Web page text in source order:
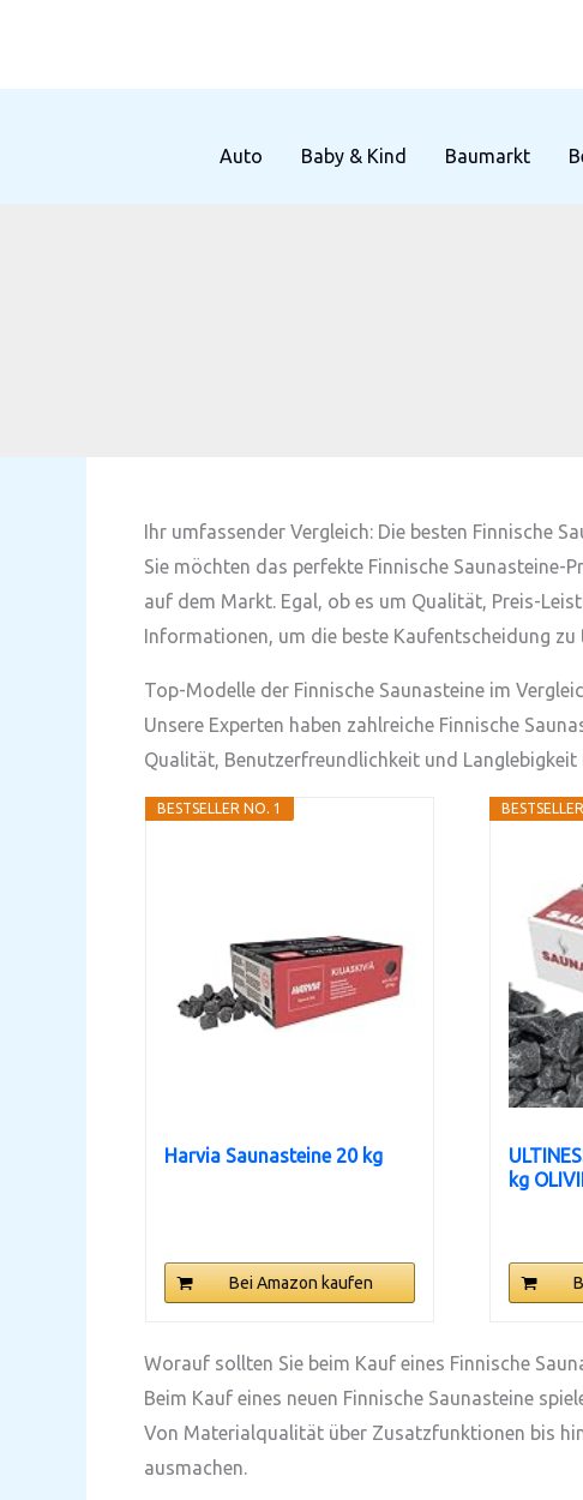
springen
Auto Baby & Kind Baumarkt
Ihr umfassender Vergleich: Die besten Finnische
Sie möchten das perfekte Finnische Saunasteine-
auf dem Markt. Egal, ob es um Qualität, Preis-
Informationen, um die beste Kaufentscheidung zu
Top-Modelle der Finnische Saunasteine im
Unsere Experten haben zahlreiche Finnische
Qualität, Benutzerfreundlichkeit und Langlebigkeit
BESTSELLER NO. 1
Harvia Saunasteine 20 kg
Bei Amazon kaufen
kg
Worauf sollten Sie beim Kauf eines Finnische
Beim Kauf eines neuen Finnische Saunasteine
Von Materialqualität über Zusatzfunktionen bis
ausmachen.